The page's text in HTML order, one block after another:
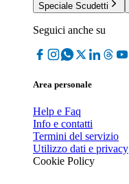
Speciale Scudetti
Seguici anche su
Area personale
Help e Faq
Info e contatti
Termini del servizio
Utilizzo dati e privacy
Cookie Policy